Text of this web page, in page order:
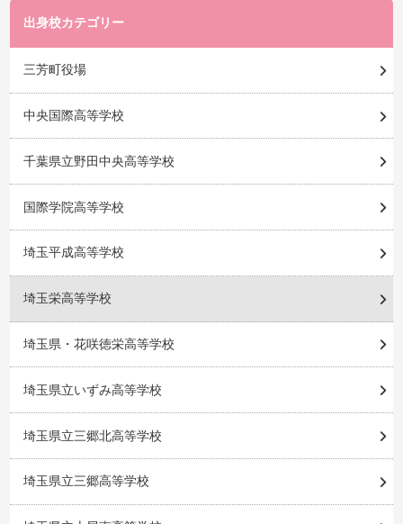
出身校カテゴリー
三芳町役場
中央国際高等学校
千葉県立野田中央高等学校
国際学院高等学校
埼玉平成高等学校
埼玉栄高等学校
埼玉県・花咲徳栄高等学校
埼玉県立いずみ高等学校
埼玉県立三郷北高等学校
埼玉県立三郷高等学校